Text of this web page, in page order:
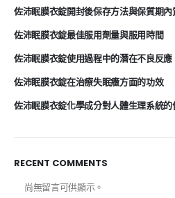
佐沛眠膜衣錠開封後保存方法與保質期
佐沛眠膜衣錠最佳服用劑量與服用時間
佐沛眠膜衣錠使用過程中的潛在不良反應
佐沛眠膜衣錠在治療失眠癥方面的功效
佐沛眠膜衣錠化學成分對人體生理系統的
RECENT COMMENTS
尚無留言可供顯示。